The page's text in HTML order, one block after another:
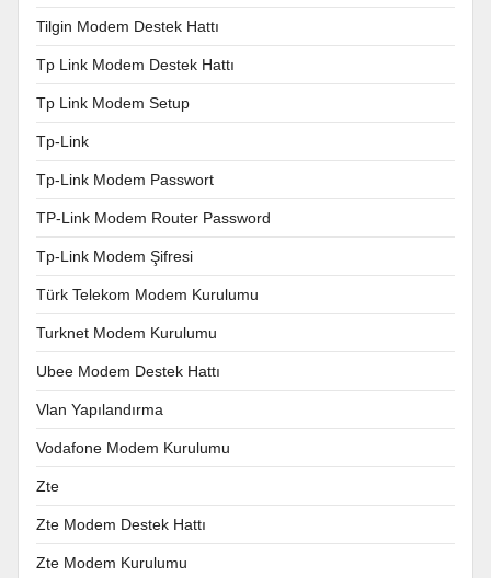
Tilgin Modem Destek Hattı
Tp Link Modem Destek Hattı
Tp Link Modem Setup
Tp-Link
Tp-Link Modem Passwort
TP-Link Modem Router Password
Tp-Link Modem Şifresi
Türk Telekom Modem Kurulumu
Turknet Modem Kurulumu
Ubee Modem Destek Hattı
Vlan Yapılandırma
Vodafone Modem Kurulumu
Zte
Zte Modem Destek Hattı
Zte Modem Kurulumu